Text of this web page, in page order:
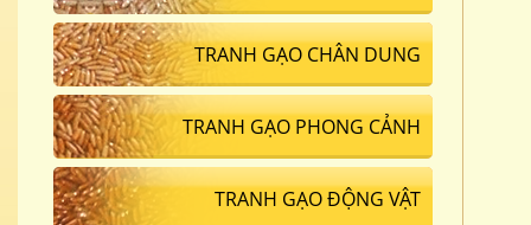
TRANH GẠO CHÂN DUNG
TRANH GẠO PHONG CẢNH
TRANH GẠO ĐỘNG VẬT